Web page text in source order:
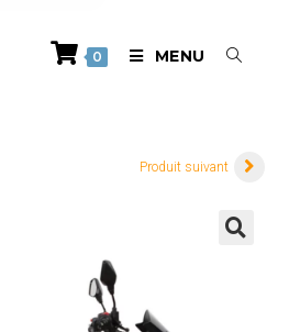
0 MENU
Produit suivant